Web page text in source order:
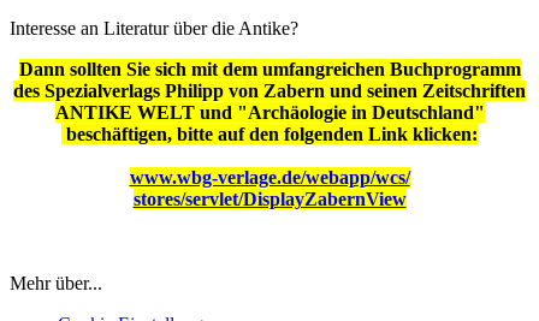
Interesse an Literatur über die Antike?
Dann sollten Sie sich mit dem umfangreichen Buchprogramm
des Spezialverlags Philipp von Zabern und seinen Zeitschriften
ANTIKE WELT und "Archäologie in Deutschland"
beschäftigen, bitte auf den folgenden Link klicken:
www.wbg-verlage.de/webapp/wcs/
stores/servlet/DisplayZabernView
Mehr über...